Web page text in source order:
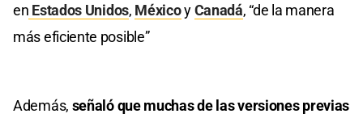
en Estados Unidos, MéxicoyCanadá, “de la manera
más eficiente posible”
Además, señaló que muchas de las versiones previas